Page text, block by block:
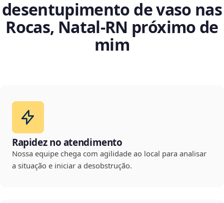
desentupimento de vaso nas
Rocas, Natal‑RN próximo de
mim
Rapidez no atendimento
Nossa equipe chega com agilidade ao local para analisar
a situação e iniciar a desobstrução.